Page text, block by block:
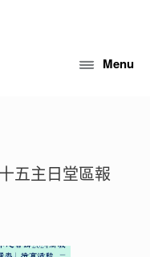
Menu
五主日堂區報